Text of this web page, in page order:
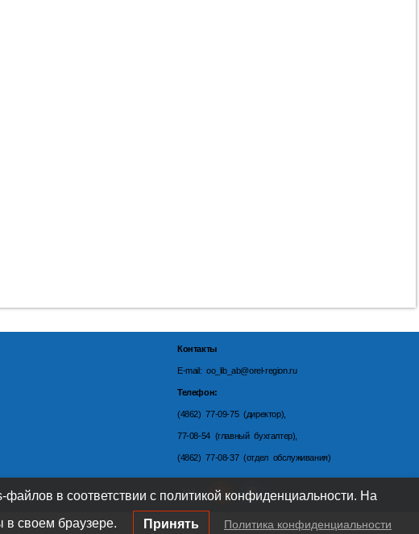
Контакты
E-mail: oo_lib_ab@orel-region.ru
Телефон:
(4862) 77-09-75 (директор),
77-08-54 (главный бухгалтер),
(4862) 77-08-37 (отдел обслуживания)
в соответствии с политикой конфиденциальности. На
в своем браузере. Принять Политика конфиденциальности